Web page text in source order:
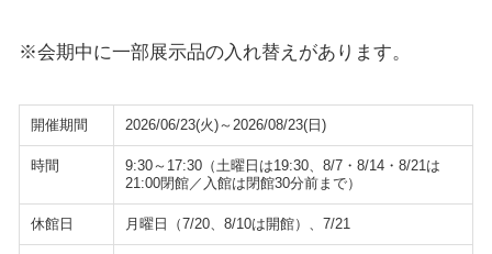
※会期中に一部展示品の入れ替えがあります。
開催期間 2026/06/23(火)～2026/08/23(日)
時間
9:30～17:30（土曜日は19:30、8/7・8/14・8/21は
21:00閉館／入館は閉館30分前まで）
休館日 月曜日（7/20、8/10は開館）、7/21